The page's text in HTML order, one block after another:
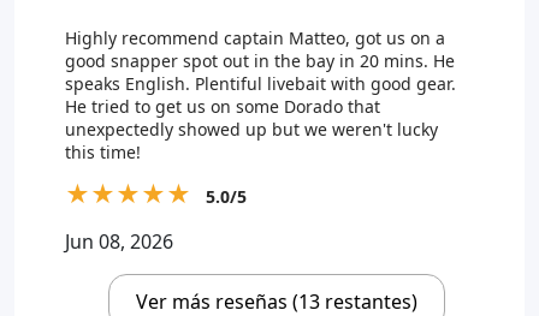
Highly recommend captain Matteo, got us on a
good snapper spot out in the bay in 20 mins. He
speaks English. Plentiful livebait with good gear.
He tried to get us on some Dorado that
unexpectedly showed up but we weren't lucky
this time!
★★★★★ 5.0/5
Jun 08, 2026
Ver más reseñas (13 restantes)